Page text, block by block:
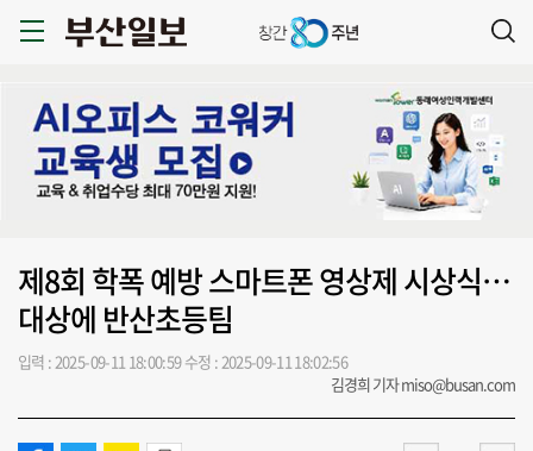
제8회 학폭 예방 스마트폰 영상제 시상식…
대상에 반산초등팀
입력 : 2025-09-11 18:00:59수정 : 2025-09-11 18:02:56
김경희 기자 miso@busan.com